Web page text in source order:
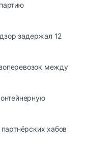
задержал 12
между
хабов